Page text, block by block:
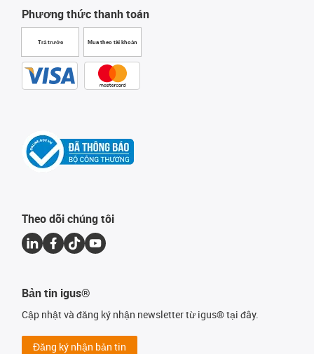
Phương thức thanh toán
Trả trước Mua theo tài khoản
Theo dõi chúng tôi
Bản tin igus®
Cập nhật và đăng ký nhận newsletter từ igus® tại đây.
Đăng ký nhận bản tin